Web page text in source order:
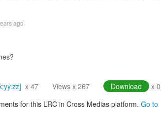
ago
x 47 Views x 267 Download
x 0
for this LRC in Cross Medias platform. Go to